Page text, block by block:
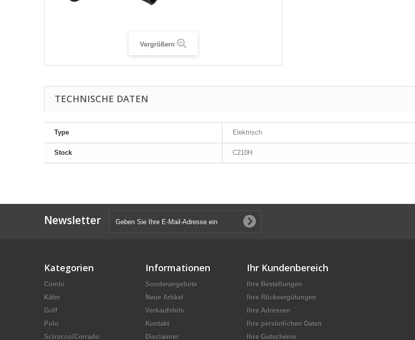
Vergrößern
TECHNISCHE DATEN
Type Elektrisch
Stock C210H
Newsletter
Kategorien
Combi
Käfer
Golf
Polo
Scirocco/Corrado
Informationen
Sonderangebote
Neue Artikel
Verkaufshits
Kontakt
Disclaimer
Ihr Kundenbereich
Ihre Bestellungen
Ihre Rückvergütungen
Ihre Adressen
Ihre persönlichen Daten
Ihre Gutscheine